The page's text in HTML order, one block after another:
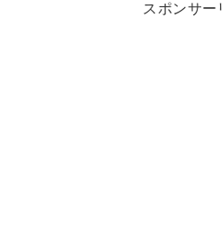
スポンサー